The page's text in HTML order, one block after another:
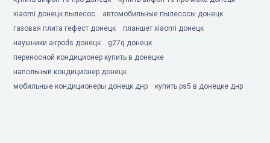
xiaomi донецк пылесос
автомобильные пылесосы донецк
газовая плита гефест донецк
планшет xiaomi донецк
наушники airpods донецк
g27q донецк
переносной кондиционер купить в донецке
напольный кондиционер донецк
мобильные кондиционеры донецк днр
купить ps5 в донецке днр